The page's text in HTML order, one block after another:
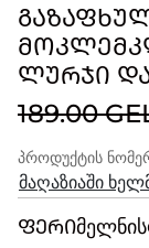
ᲚᲣᲠᲯᲘ
189.00
პროდუქტის
მაღაზიაში
ᲤᲔᲠᲘ